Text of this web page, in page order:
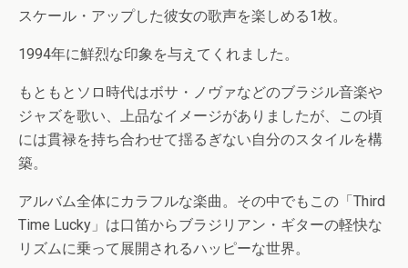
スケール・アップした彼女の歌声を楽しめる1枚。
1994年に鮮烈な印象を与えてくれました。
もともとソロ時代はボサ・ノヴァなどのブラジル音楽や
ジャズを歌い、上品なイメージがありましたが、この頃
には貫禄を持ち合わせて揺るぎない自分のスタイルを構
築。
アルバム全体にカラフルな楽曲。その中でもこの「Third
Time Lucky」は口笛からブラジリアン・ギターの軽快な
リズムに乗って展開されるハッピーな世界。